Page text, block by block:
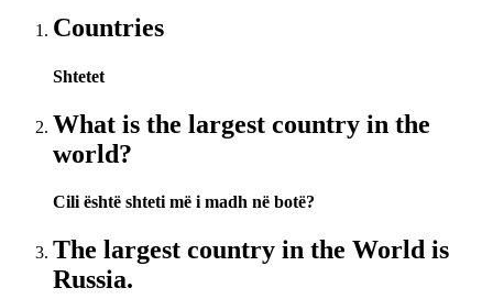
Countries
Shtetet
What is the largest country in the
world?
Cili është shteti më i madh në botë?
The largest country in the World is
Russia.